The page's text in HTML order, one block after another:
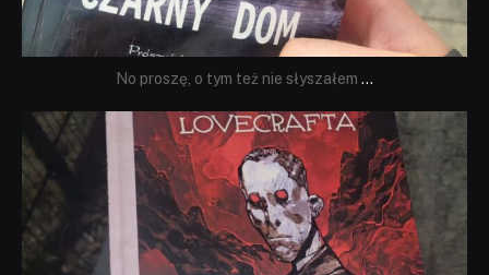
No proszę, o tym też nie słyszałem ...
dobryhorror
Wrz 19